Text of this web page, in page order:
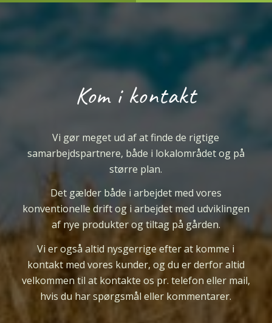
Kom i kontakt
Vi gør meget ud af at finde de rigtige
samarbejdspartnere, både i lokalområdet og på
større plan.
Det gælder både i arbejdet med vores
konventionelle drift og i arbejdet med udviklingen
af nye produkter og tiltag på gården.
Vi erogsåaltid nysgerrige efter at komme i
kontakt med vores kunder, og du er derfor altid
velkommen til at kontakte os pr. telefon eller mail,
hvis du har spørgsmål eller kommentarer.